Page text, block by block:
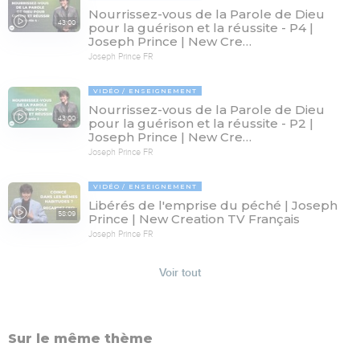
43:00
Nourrissez-vous de la Parole de Dieu
pour la guérison et la réussite - P4 |
Joseph Prince | New Cre…
Joseph Prince FR
43:00
VIDÉO ENSEIGNEMENT
Nourrissez-vous de la Parole de Dieu
pour la guérison et la réussite - P2 |
Joseph Prince | New Cre…
Joseph Prince FR
58:09
VIDÉO ENSEIGNEMENT
Libérés de l'emprise du péché | Joseph
Prince | New Creation TV Français
Joseph Prince FR
Voir tout
Sur le même thème